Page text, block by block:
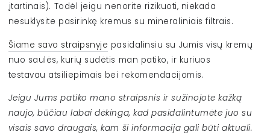
įtartinais). Todėl jeigu nenorite rizikuoti, niekada
nesuklysite pasirinkę kremus su mineraliniais filtrais.
Šiame savo straipsnyje pasidalinsiu su Jumis visų kremų
nuo saulės, kurių sudėtis man patiko, ir kuriuos
testavau atsiliepimais bei rekomendacijomis.
Jeigu Jums patiko mano straipsnis ir sužinojote kažką
naujo, būčiau labai dėkinga, kad pasidalintumėte juo su
visais savo draugais, kam ši informacija gali būti aktuali.